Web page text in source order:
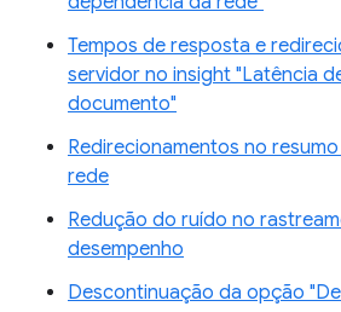
Tempos de resposta e
servidor no insight "Latência
documento"
Redirecionamentos no
rede
Redução do ruído no
desempenho
Descontinuação da opção